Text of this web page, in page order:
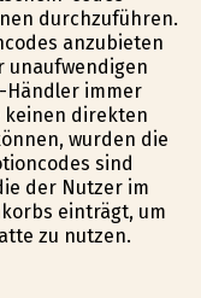
durchzuführen.
anzubieten
unaufwendigen
Händler immer
keinen direkten
wurden die
sind
der Nutzer im
einträgt, um
zu nutzen.